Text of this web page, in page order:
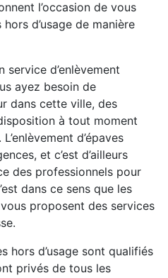
l’occasion de vous
d’usage de manière
service d’enlèvement
ayez besoin de
dans cette ville, des
à tout moment
d’épaves
et c’est d’ailleurs
des professionnels pour
dans ce sens que les
proposent des services
hors d’usage sont qualifiés
privés de tous les